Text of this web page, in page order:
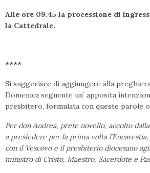
Alle ore 09.45 la processione di
la Cattedrale.
****
Si suggerisce di aggiungere alla
Domenica seguente un’ apposita
presbitero, formulata con queste parole
Per don Andrea, prete novello, accolto
a presiedere per la prima volta
con il Vescovo e il presbiterio diocesano
ministro di Cristo, Maestro, Sacerdote e